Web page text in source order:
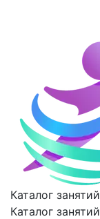
Каталог занятий
Каталог занятий